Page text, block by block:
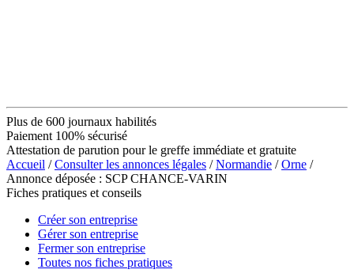
Plus de 600 journaux habilités
Paiement 100% sécurisé
Attestation de parution pour le greffe immédiate et gratuite
Accueil /Consulter les annonces légales /Normandie /Orne /
Annonce déposée : SCP CHANCE-VARIN
Fiches pratiques et conseils
Créer son entreprise
Gérer son entreprise
Fermer son entreprise
Toutes nos fiches pratiques